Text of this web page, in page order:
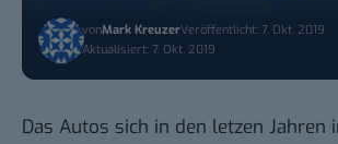
vonMark KreuzerVeröffentlicht: 7. Okt. 2019
Aktualisiert: 7. Okt. 2019
Das Autos sich in den letzen Jahren